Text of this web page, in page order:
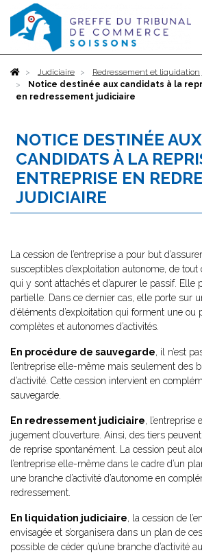
AccueilJudiciaire
Redressement et
Notice destinée aux candidats à la
en redressement judiciaire
NOTICE DESTINÉE AUX
CANDIDATS À LA
ENTREPRISE EN
JUDICIAIRE
La cession de l’entreprise a pour but
susceptibles d’exploitation autonome, de
qui y sont attachés et d’apurer le passif. Elle
partielle. Dans ce dernier cas, elle porte sur
d’éléments d’exploitation qui forment une
complètes et autonomes d’activités.
En procédure de sauvegarde, il n’est
l’entreprise elle-même mais seulement des
d’activité. Cette cession intervient en
sauvegarde.
En redressement judiciaire, l’entreprise
jugement d’ouverture. Ainsi, des tiers
de reprise spontanément. La cession peut
l’entreprise elle-même dans le cadre d’un
une branche d’activité d’autonome en
redressement.
En liquidation judiciaire, la cession de
envisagée et s’organisera dans un plan de
possible de céder qu’une branche d’activité